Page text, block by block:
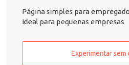
Página simples para
Ideal para pequenas empresas
Experimentar sem